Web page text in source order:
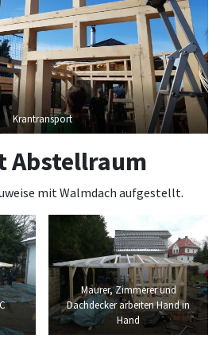
Krantransport
Abstellraum
mit Walmdach aufgestellt.
Maurer, Zimmerer und
Dachdecker arbeiten Hand in
Hand